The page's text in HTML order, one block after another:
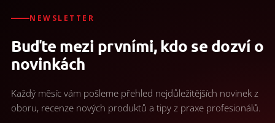
NEWSLETTER
Buďte mezi prvními, kdo se dozví o
novinkách
Každý měsíc vám pošleme přehled nejdůležitějších novinek z
oboru, recenze nových produktů a tipy z praxe profesionálů.